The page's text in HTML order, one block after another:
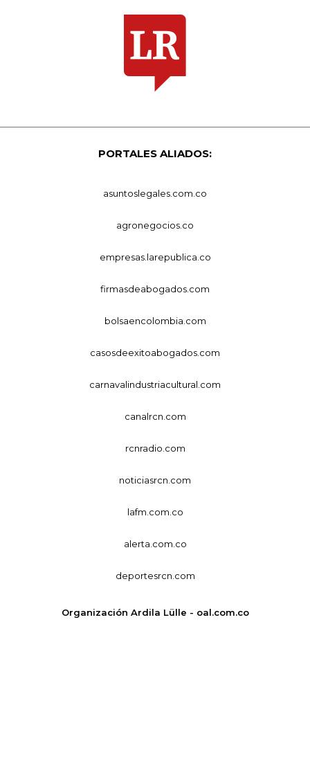
PORTALES ALIADOS:
asuntoslegales.com.co
agronegocios.co
empresas.larepublica.co
firmasdeabogados.com
bolsaencolombia.com
casosdeexitoabogados.com
carnavalindustriacultural.com
canalrcn.com
rcnradio.com
noticiasrcn.com
lafm.com.co
alerta.com.co
deportesrcn.com
Organización Ardila Lülle - oal.com.co